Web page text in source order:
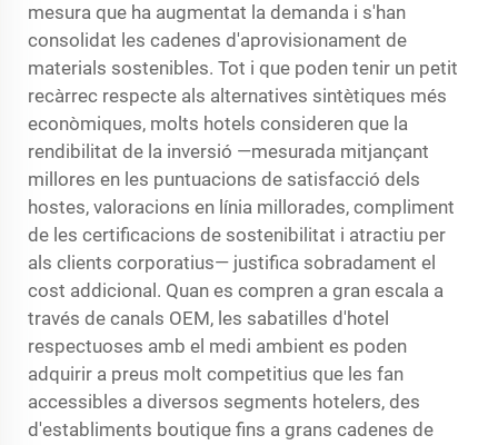
mesura que ha augmentat la demanda i s'han
consolidat les cadenes d'aprovisionament de
materials sostenibles. Tot i que poden tenir un petit
recàrrec respecte als alternatives sintètiques més
econòmiques, molts hotels consideren que la
rendibilitat de la inversió —mesurada mitjançant
millores en les puntuacions de satisfacció dels
hostes, valoracions en línia millorades, compliment
de les certificacions de sostenibilitat i atractiu per
als clients corporatius— justifica sobradament el
cost addicional. Quan es compren a gran escala a
través de canals OEM, les sabatilles d'hotel
respectuoses amb el medi ambient es poden
adquirir a preus molt competitius que les fan
accessibles a diversos segments hotelers, des
d'establiments boutique fins a grans cadenes de